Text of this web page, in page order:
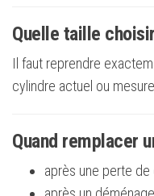
Quelle taille
Il faut reprendre
cylindre actuel ou
Quand remplacer
après une perte de